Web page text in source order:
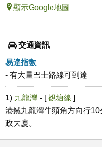
顯示Google地圖
交通資訊
易達指數
- 有大量巴士路線可到達
1) 九龍灣 - [觀塘線 ]
港鐵九龍灣牛頭角方向行
政大廈。